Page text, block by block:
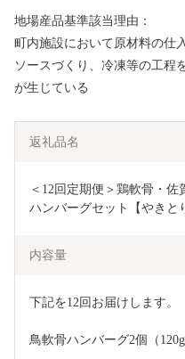
地場産品基準該当理由：
町内施設において原材料の仕
ソースづくり、冷凍等の工程
が生じている
返礼品名
＜12回定期便＞鶏軟骨・
ハンバーグセット【やきと
内容量
下記を12回お届けします。
鳥軟骨ハンバーグ2個（